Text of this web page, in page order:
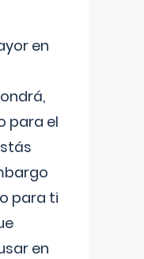
en
para el
para ti
en